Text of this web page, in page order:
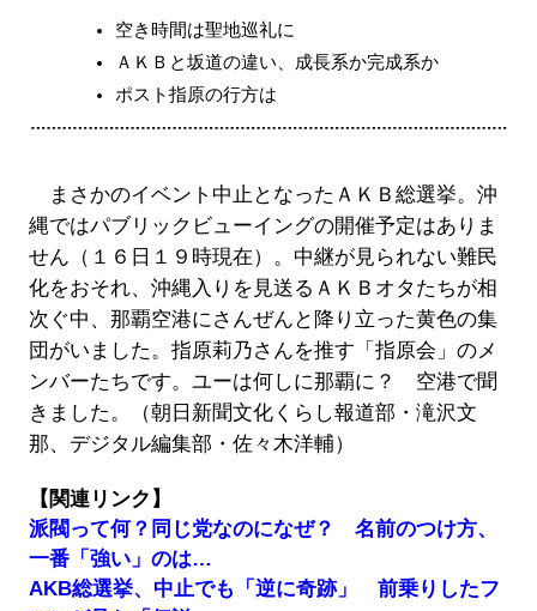
空き時間は聖地巡礼に
ＡＫＢと坂道の違い、成長系か完成系か
ポスト指原の行方は
まさかのイベント中止となったＡＫＢ総選挙。沖
縄ではパブリックビューイングの開催予定はありま
せん（１６日１９時現在）。中継が見られない難民
化をおそれ、沖縄入りを見送るＡＫＢオタたちが相
次ぐ中、那覇空港にさんぜんと降り立った黄色の集
団がいました。指原莉乃さんを推す「指原会」のメ
ンバーたちです。ユーは何しに那覇に？ 空港で聞
きました。（朝日新聞文化くらし報道部・滝沢文
那、デジタル編集部・佐々木洋輔）
【関連リンク】
派閥って何？同じ党なのになぜ？ 名前のつけ方、
一番「強い」のは…
AKB総選挙、中止でも「逆に奇跡」 前乗りしたフ